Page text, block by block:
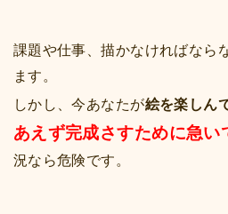
課題や仕事、描かなければなら
ます。
しかし、今あなたが絵を楽しん
あえず完成さすために急い
況なら危険です。